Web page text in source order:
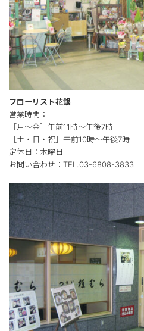
フローリスト花銀
営業時間：
［月～金］午前11時～午後7時
［土・日・祝］午前10時～午後7時
定休日：木曜日
お問い合わせ：TEL.03-6808-3833